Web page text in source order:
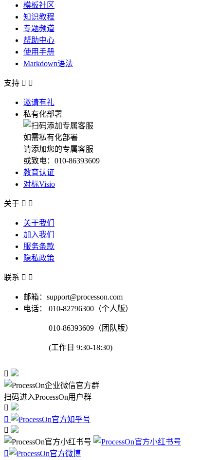
模板社区
知识教程
专题频道
帮助中心
使用手册
Markdown语法
支持  
邀请有礼
私有化部署
如需私有化部署
请添加您的专属客服
或致电：010-86393609
教育认证
对标Visio
关于  
关于我们
加入我们
服务条款
隐私政策
联系  
邮箱：support@processon.com
电话：
010-82796300（个人版）
010-86393609（团队版）
(工作日 9:30-18:30)

扫码进入ProcessOn用户群



